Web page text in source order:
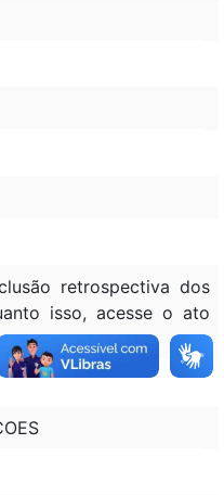
retrospectiva dos
isso, acesse o ato